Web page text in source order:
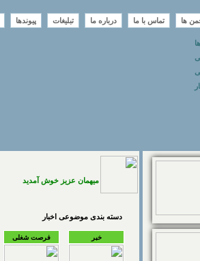
ها تماس با ما درباره ما تبلیغات پیوندها
میهمان عزیز خوش آمدید
دسته بندی موضوعی اخبار
خبر فرصت شغلی